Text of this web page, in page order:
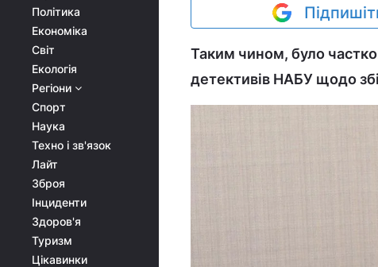
Політика
Економіка
Світ
Екологія
Регіони
Спорт
Наука
Техно і зв'язок
Лайт
Зброя
Інциденти
Здоров'я
Туризм
Цікавинки
Таким чином, було
детективів НАБУ щодо